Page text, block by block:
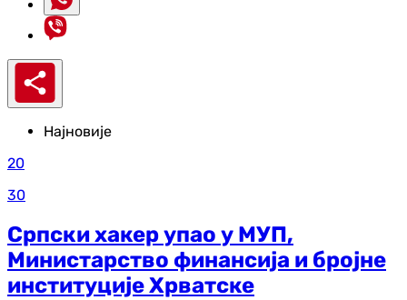
Најновије
20
30
Српски хакер упао у МУП,
Министарство финансија и бројне
институције Хрватске